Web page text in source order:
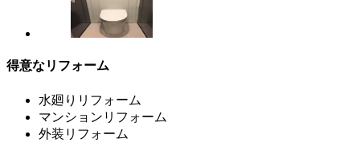
得意なリフォーム
水廻りリフォーム
マンションリフォーム
外装リフォーム